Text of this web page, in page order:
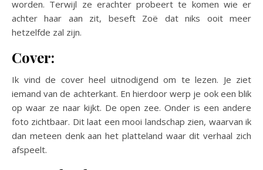
worden. Terwijl ze erachter probeert te komen wie er
achter haar aan zit, beseft Zoë dat niks ooit meer
hetzelfde zal zijn.
Cover:
Ik vind de cover heel uitnodigend om te lezen. Je ziet
iemand van de achterkant. En hierdoor werp je ook een blik
op waar ze naar kijkt. De open zee. Onder is een andere
foto zichtbaar. Dit laat een mooi landschap zien, waarvan ik
dan meteen denk aan het platteland waar dit verhaal zich
afspeelt.